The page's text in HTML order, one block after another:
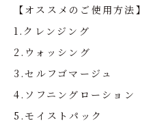
【オススメのご使用方法】
1.クレンジング
2.ウォッシング
3.セルフゴマージュ
4.ソフニングローション
5.モイストパック